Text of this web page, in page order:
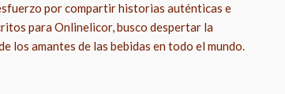
por compartir historias auténticas e
para Onlinelicor, busco despertar la
los amantes de las bebidas en todo el mundo.